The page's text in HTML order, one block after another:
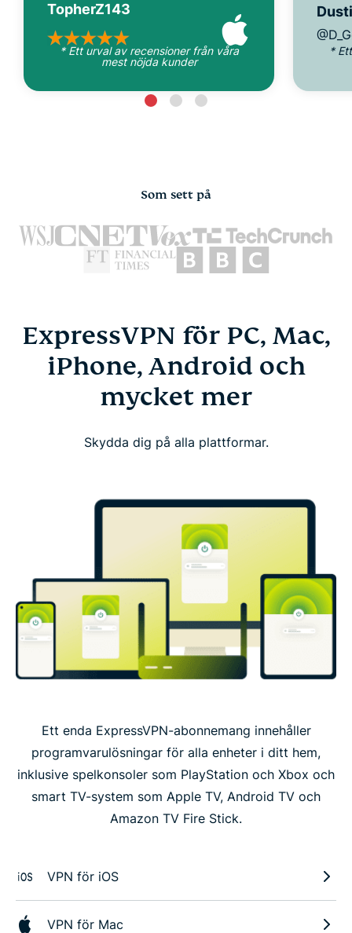
TopherZ143
* Ett urval av recensioner från våra
mest nöjda kunder
*
Som sett på
ExpressVPN för PC, Mac,
iPhone, Android och
mycket mer
Skydda dig på alla plattformar.
Ett enda ExpressVPN-abonnemang innehåller
programvarulösningar för alla enheter i ditt hem,
inklusive spelkonsoler som PlayStation och Xbox och
smart TV-system som Apple TV, Android TV och
Amazon TV Fire Stick.
VPN för iOS
VPN för Mac